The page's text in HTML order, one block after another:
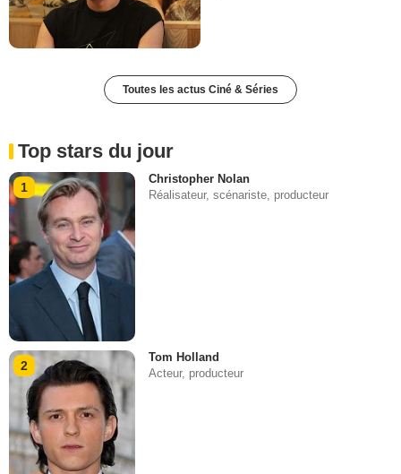
Toutes les actus Ciné & Séries
Top stars du jour
1
Christopher Nolan
Réalisateur, scénariste, producteur
2
Tom Holland
Acteur, producteur